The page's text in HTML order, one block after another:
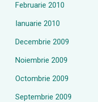
Februarie 2010
Ianuarie 2010
Decembrie 2009
Noiembrie 2009
Octombrie 2009
Septembrie 2009